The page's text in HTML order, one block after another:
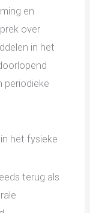
en
over
in het
periodieke
het fysieke
terug als